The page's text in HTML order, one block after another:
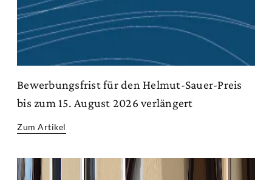
Bewerbungsfrist für den Helmut-Sauer-Preis
bis zum 15. August 2026 verlängert
Zum Artikel